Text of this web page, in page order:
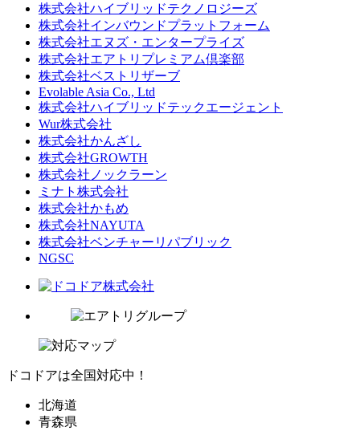
株式会社ハイブリッドテクノロジーズ
株式会社インバウンドプラットフォーム
株式会社エヌズ・エンタープライズ
株式会社エアトリプレミアム倶楽部
株式会社ベストリザーブ
Evolable Asia Co., Ltd
株式会社ハイブリッドテックエージェント
Wur株式会社
株式会社かんざし
株式会社GROWTH
株式会社ノックラーン
ミナト株式会社
株式会社かもめ
株式会社NAYUTA
株式会社ベンチャーリパブリック
NGSC
ドコドアは全国対応中！
北海道
青森県